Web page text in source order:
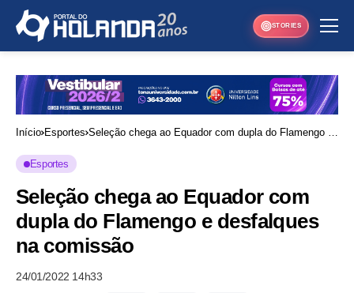
STORIES
Início Esportes Seleção chega ao Equador com dupla do Flamengo e
Esportes
Seleção chega ao Equador com
dupla do Flamengo e desfalques
na comissão
24/01/2022 14h33